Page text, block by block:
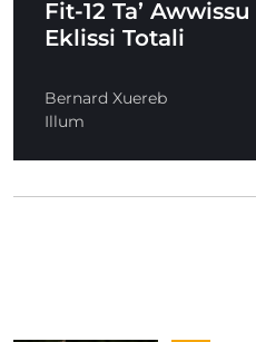
Fit-12 Ta’
Eklissi Totali
Bernard Xuereb
Illum